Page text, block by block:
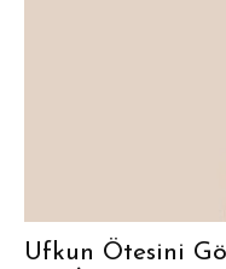
Ufkun Ötesini